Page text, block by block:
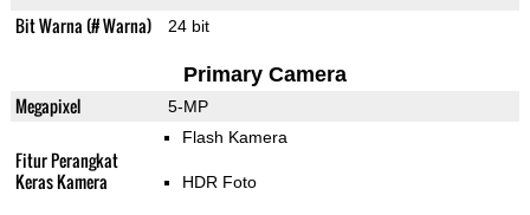
Bit Warna (# Warna) 24 bit
Primary Camera
Megapixel 5-MP
Fitur Perangkat
Keras Kamera
Flash Kamera
HDR Foto